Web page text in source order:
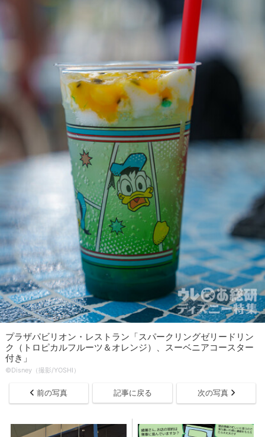
プラザパビリオン・レストラン「スパークリングゼリードリン
ク（トロピカルフルーツ＆オレンジ）、スーベニアコースター
付き」
©Disney（撮影/YOSHI）
前の写真 記事に戻る 次の写真